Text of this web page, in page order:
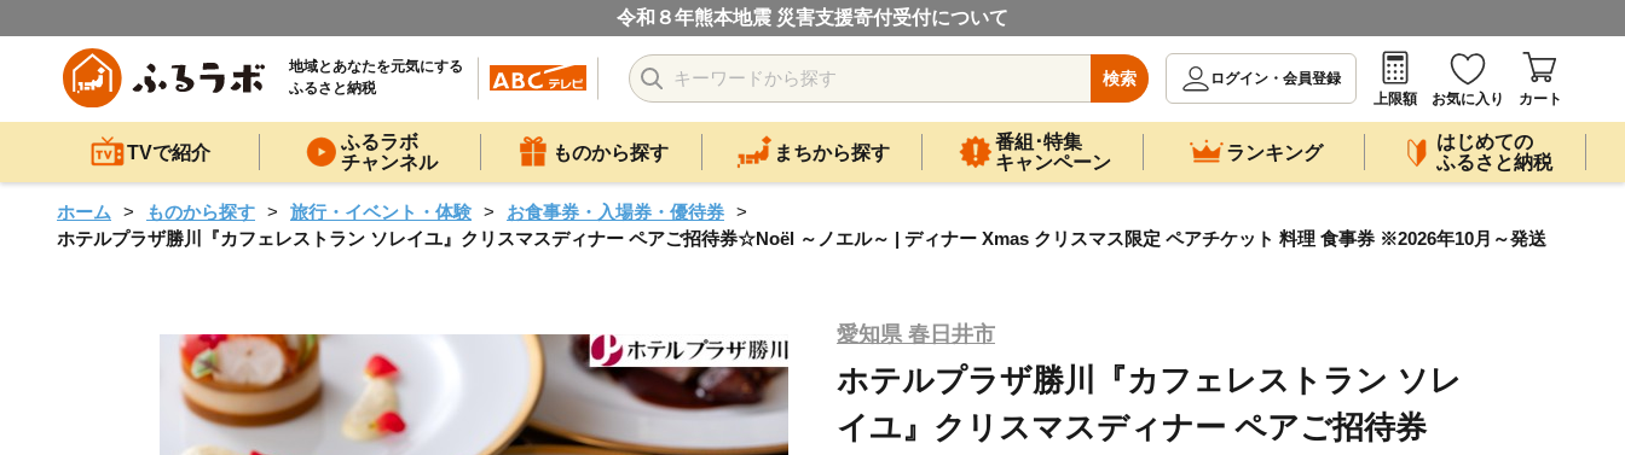
令和８年熊本地震 災害支援寄付受付について
地域とあなたを元気にする
ふるさと納税
検索
ログイン・会員登録
上限額
お気に入り カート
TVで紹介
ふるラボ
チャンネル
ものから探す まちから探す
番組･特集
キャンペーン
ランキング
はじめての
ふるさと納税
ホーム ものから探す 旅行・イベント・体験
お食事券・入場券・優待券
ホテルプラザ勝川『カフェレストラン ソレイユ』クリスマスディナー ペアご招待券☆Noël ～ノエル～ | ディナー Xmas クリスマス限定 ペアチケット 料理 食事券 ※2026年10月～発送
愛知県 春日井市
ホテルプラザ勝川『カフェレストラン ソレ
イユ』クリスマスディナー ペアご招待券